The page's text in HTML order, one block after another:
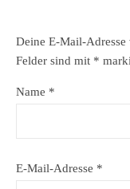
Deine E-Mail-
Felder sind mit *
Name *
E-Mail-Adresse *